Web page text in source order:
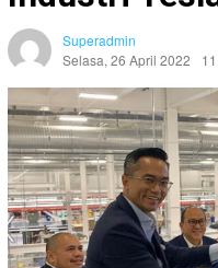
Superadmin
Selasa, 26 April 2022